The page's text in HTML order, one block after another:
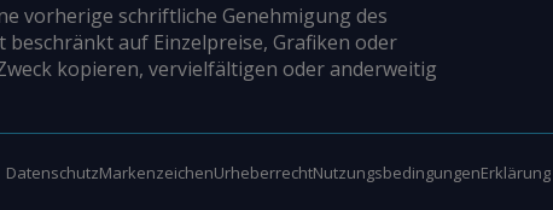
vorherige schriftliche Genehmigung des
auf Einzelpreise, Grafiken oder
kopieren, vervielfältigen oder anderweitig
DatenschutzMarkenzeichenUrheberrechtNutzungsbedingungen